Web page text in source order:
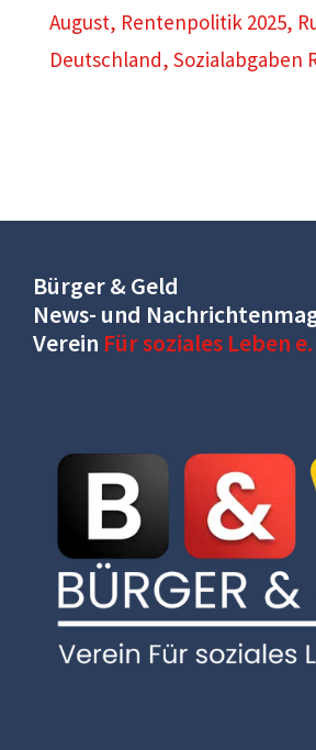
August, Rentenpolitik 2025,
Deutschland, Sozialabgaben
Bürger & Geld
News- und
Verein Für soziales Leben e.